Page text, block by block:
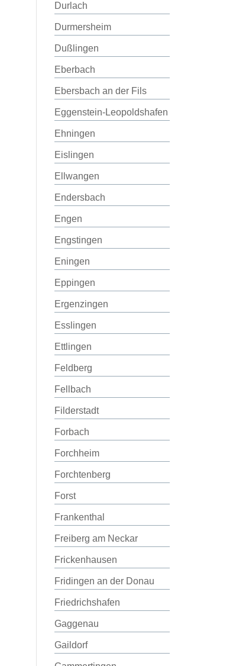
Durlach
Durmersheim
Dußlingen
Eberbach
Ebersbach an der Fils
Eggenstein-Leopoldshafen
Ehningen
Eislingen
Ellwangen
Endersbach
Engen
Engstingen
Eningen
Eppingen
Ergenzingen
Esslingen
Ettlingen
Feldberg
Fellbach
Filderstadt
Forbach
Forchheim
Forchtenberg
Forst
Frankenthal
Freiberg am Neckar
Frickenhausen
Fridingen an der Donau
Friedrichshafen
Gaggenau
Gaildorf